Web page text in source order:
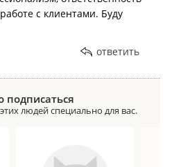
с клиентами. Буду
ответить
подписаться
людей специально для вас.